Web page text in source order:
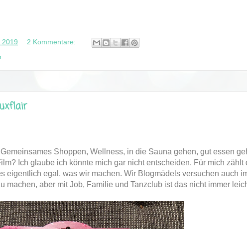
2019
2 Kommentare:
Shoppen, Wellness, in die Sauna gehen, gut essen
Ich glaube ich könnte mich gar nicht entscheiden. Für mich zählt
eigentlich egal, was wir machen. Wir Blogmädels versuchen auch
machen, aber mit Job, Familie und Tanzclub ist das nicht immer